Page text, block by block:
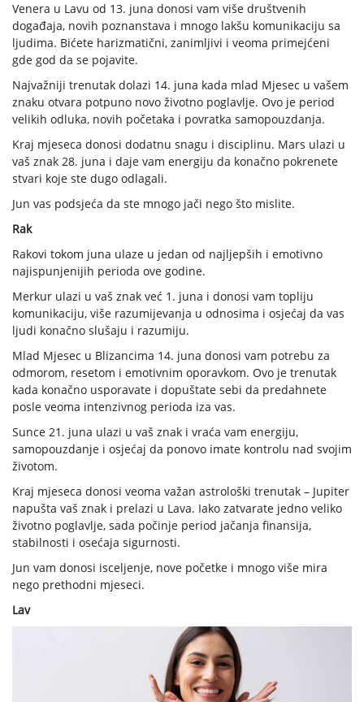
Venera u Lavu od 13. juna donosi vam više društvenih
događaja, novih poznanstava i mnogo lakšu komunikaciju sa
ljudima. Bićete harizmatični, zanimljivi i veoma primejćeni
gde god da se pojavite.
Najvažniji trenutak dolazi 14. juna kada mlad Mjesec u vašem
znaku otvara potpuno novo životno poglavlje. Ovo je period
velikih odluka, novih početaka i povratka samopouzdanja.
Kraj mjeseca donosi dodatnu snagu i disciplinu. Mars ulazi u
vaš znak 28. juna i daje vam energiju da konačno pokrenete
stvari koje ste dugo odlagali.
Jun vas podsjeća da ste mnogo jači nego što mislite.
Rak
Rakovi tokom juna ulaze u jedan od najljepših i emotivno
najispunjenijih perioda ove godine.
Merkur ulazi u vaš znak već 1. juna i donosi vam topliju
komunikaciju, više razumijevanja u odnosima i osjećaj da vas
ljudi konačno slušaju i razumiju.
Mlad Mjesec u Blizancima 14. juna donosi vam potrebu za
odmorom, resetom i emotivnim oporavkom. Ovo je trenutak
kada konačno usporavate i dopuštate sebi da predahnete
posle veoma intenzivnog perioda iza vas.
Sunce 21. juna ulazi u vaš znak i vraća vam energiju,
samopouzdanje i osjećaj da ponovo imate kontrolu nad svojim
životom.
Kraj mjeseca donosi veoma važan astrološki trenutak – Jupiter
napušta vaš znak i prelazi u Lava. Iako zatvarate jedno veliko
životno poglavlje, sada počinje period jačanja finansija,
stabilnosti i osećaja sigurnosti.
Jun vam donosi isceljenje, nove početke i mnogo više mira
nego prethodni mjeseci.
Lav